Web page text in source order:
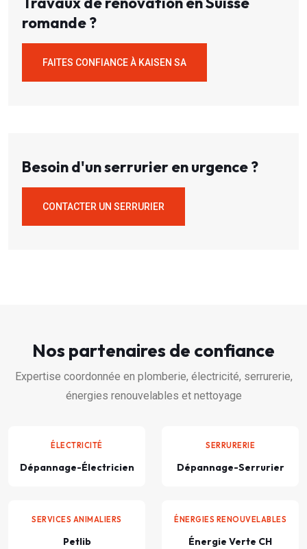
romande ?
FAITES CONFIANCE À KAISEN SA
Besoin d'un serrurier en urgence ?
CONTACTER UN SERRURIER
Nos partenaires de confiance
Expertise coordonnée en plomberie, électricité, serrurerie,
énergies renouvelables et nettoyage
ÉLECTRICITÉ
Dépannage-Électricien
SERRURERIE
Dépannage-Serrurier
SERVICES ANIMALIERS
Petlib
ÉNERGIES RENOUVELABLES
Énergie Verte CH